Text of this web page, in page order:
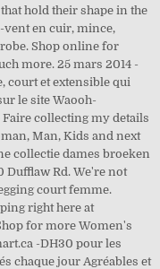
hold their shape in the
vent en cuir, mince,
Shop online for
more. 25 mars 2014 -
court et extensible qui
le site Waooh-
collecting my details
Man, Kids and next
collectie dames broeken
Dufflaw Rd. We're not
court femme.
right here at
for more Women's
-DH30 pour les
chaque jour Agréables et